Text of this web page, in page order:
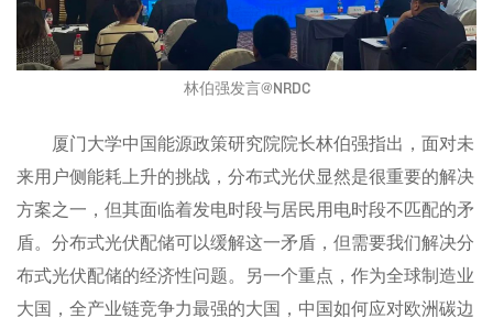
林伯强发言@NRDC
厦门大学中国能源政策研究院院长林伯强指出，面对未
来用户侧能耗上升的挑战，分布式光伏显然是很重要的解决
方案之一，但其面临着发电时段与居民用电时段不匹配的矛
盾。分布式光伏配储可以缓解这一矛盾，但需要我们解决分
布式光伏配储的经济性问题。另一个重点，作为全球制造业
大国，全产业链竞争力最强的大国，中国如何应对欧洲碳边